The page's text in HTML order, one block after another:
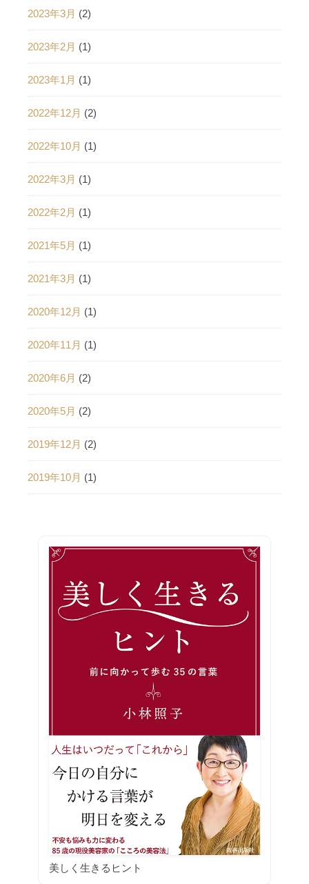
2023年3月 (2)
2023年2月 (1)
2023年1月 (1)
2022年12月 (2)
2022年10月 (1)
2022年3月 (1)
2022年2月 (1)
2021年5月 (1)
2021年3月 (1)
2020年12月 (1)
2020年11月 (1)
2020年6月 (2)
2020年5月 (2)
2019年12月 (2)
2019年10月 (1)
美しく生きるヒント